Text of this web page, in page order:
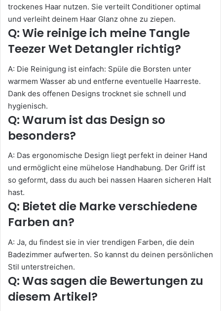
trockenes Haar nutzen. Sie verteilt Conditioner optimal
und verleiht deinem Haar Glanz ohne zu ziepen.
Q: Wie reinige ich meine Tangle
Teezer Wet Detangler richtig?
A: Die Reinigung ist einfach: Spüle die Borsten unter
warmem Wasser ab und entferne eventuelle Haarreste.
Dank des offenen Designs trocknet sie schnell und
hygienisch.
Q: Warum ist das Design so
besonders?
A: Das ergonomische Design liegt perfekt in deiner Hand
und ermöglicht eine mühelose Handhabung. Der Griff ist
so geformt, dass du auch bei nassen Haaren sicheren Halt
hast.
Q: Bietet die Marke verschiedene
Farben an?
A: Ja, du findest sie in vier trendigen Farben, die dein
Badezimmer aufwerten. So kannst du deinen persönlichen
Stil unterstreichen.
Q: Was sagen die Bewertungen zu
diesem Artikel?